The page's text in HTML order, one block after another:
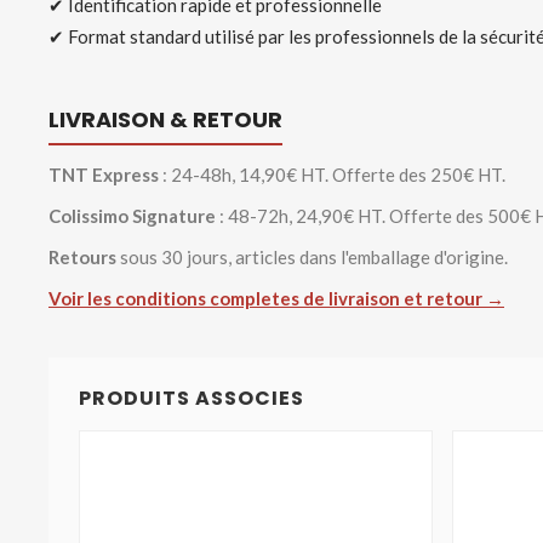
✔ Identification rapide et professionnelle
✔ Format standard utilisé par les professionnels de la
LIVRAISON & RETOUR
TNT Express : 24-48h, 14,90€ HT. Offerte des 250€ HT.
Colissimo Signature : 48-72h, 24,90€ HT. Offerte des 500€
Retourssous 30 jours, articles dans l'emballage d'origine.
Voir les conditions completes de livraison et retour →
PRODUITS ASSOCIES